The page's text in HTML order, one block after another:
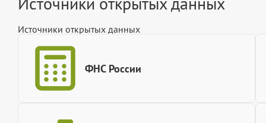
Источники открытых данных
ФНС России